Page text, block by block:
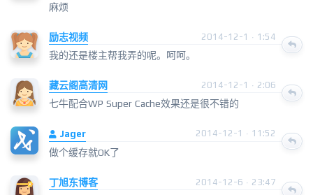
麻烦
励志视频 2014-12-1 · 1:54
我的还是楼主帮我弄的呢。呵呵。
藏云阁高清网 2014-12-1 · 2:06
七牛配合WP Super Cache效果还是很不错的
Jager 2014-12-1 · 11:52
做个缓存就OK了
丁旭东博客 2014-12-6 · 23:47